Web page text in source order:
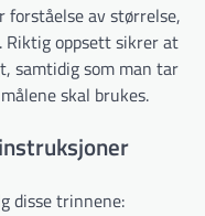
av størrelse,
oppsett sikrer at
samtidig som man tar
skal brukes.
disse trinnene: